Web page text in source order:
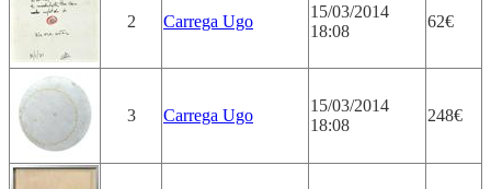
2 Carrega Ugo
15/03/2014
18:08
62€
3 Carrega Ugo
15/03/2014
18:08
248€